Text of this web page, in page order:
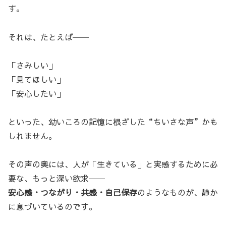
す。
それは、たとえば──
「さみしい」
「見てほしい」
「安心したい」
といった、幼いころの記憶に根ざした“ちいさな声”かも
しれません。
その声の奥には、人が「生きている」と実感するために必
要な、もっと深い欲求──
安心感・つながり・共感・自己保存のようなものが、静か
に息づいているのです。